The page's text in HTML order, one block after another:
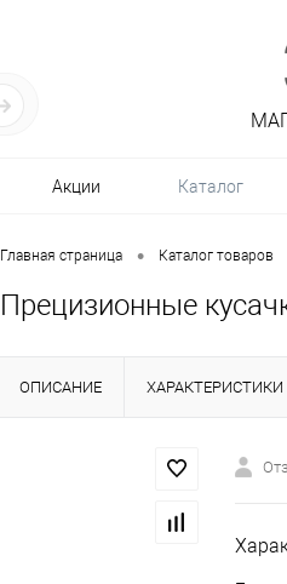
Акции Каталог
Главная страница • Каталог товаров
Прецизионные
ОПИСАНИЕ ХАРАКТЕРИСТИКИ